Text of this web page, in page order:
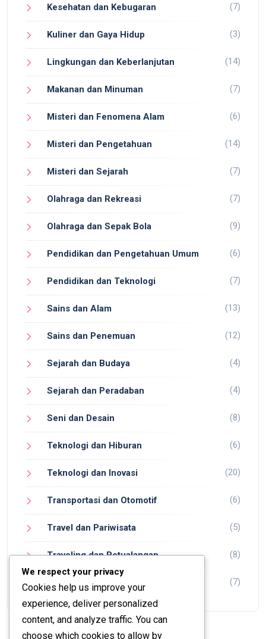
Kesehatan dan Kebugaran (7)
Kuliner dan Gaya Hidup (3)
Lingkungan dan Keberlanjutan (14)
Makanan dan Minuman (7)
Misteri dan Fenomena Alam (6)
Misteri dan Pengetahuan (14)
Misteri dan Sejarah (7)
Olahraga dan Rekreasi (7)
Olahraga dan Sepak Bola (9)
Pendidikan dan Pengetahuan Umum (6)
Pendidikan dan Teknologi (7)
Sains dan Alam (13)
Sains dan Penemuan (12)
Sejarah dan Budaya (4)
Sejarah dan Peradaban (4)
Seni dan Desain (8)
Teknologi dan Hiburan (6)
Teknologi dan Inovasi (20)
Transportasi dan Otomotif (6)
Travel dan Pariwisata (5)
Traveling dan Petualangan (8)
Wisata dan Petualangan (7)
We respect your privacy
Cookies help us improve your
experience, deliver personalized
content, and analyze traffic. You can
choose which cookies to allow by